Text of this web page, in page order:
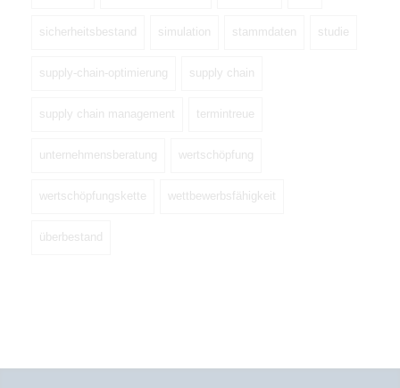
sicherheitsbestand simulation stammdaten studie
supply-chain-optimierung supply chain
supply chain management termintreue
unternehmensberatung wertschöpfung
wertschöpfungskette wettbewerbsfähigkeit
überbestand